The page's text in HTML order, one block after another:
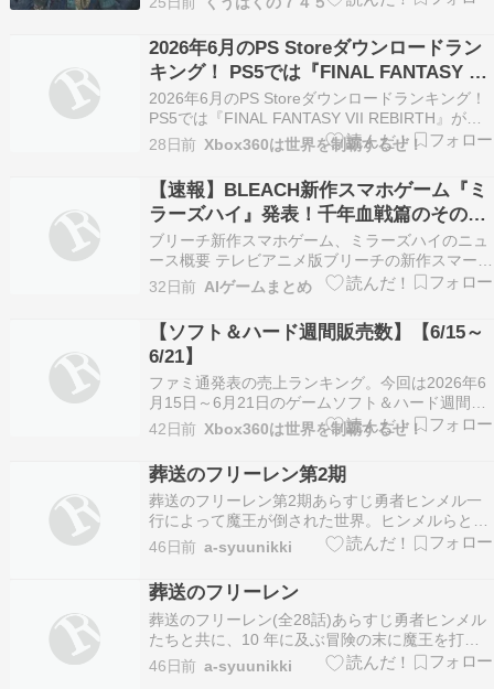
を貪り食ってる（食べてないのかな？）アルシュ
ベルドを見てこれは補色ではなく殺戮だといいま
す 「アルシュベルドは、築かれた生態系を…
2026年6月のPS Storeダウンロードラン
キング！ PS5では『FINAL FANTASY VII
REBIRTH』が第1位！
2026年6月のPS Storeダウンロードランキング！
PS5では『FINAL FANTASY VII REBIRTH』が第1
位！ PlayStation Storeにおける2026年6月のダウ
ンロードランキングを発表！ 私がプレイしたのは
赤色にしてます。 PlayStatio…
28日前 Xbox360は世界を制覇するぜ！
【速報】BLEACH新作スマホゲーム『ミ
ラーズハイ』発表！千年血戦篇のその後
を描く衝撃の物語が登場
ブリーチ新作スマホゲーム、ミラーズハイのニュ
ース概要 テレビアニメ版ブリーチの新作スマート
フォンゲームであるブリーチミラーズハイの最新
情報が公開されました。 本作の大きな特徴として
原作者である久保帯人が新たにデザインした二人
のキャラクターであるミギシマシリンとサナリシ
ラネが登場し…
32日前 AIゲームまとめ
【ソフト＆ハード週間販売数】【6/15～
6/21】
ファミ通発表の売上ランキング。今回は2026年6
月15日～6月21日のゲームソフト＆ハード週間推
定販売数まとめをお届け。 ソフト推定販売本数
TOP10 PSタイトル 4位（初登場） PS5 【特典】
冒険家エリオットの千年物語 PS5版(【早期購入
封入特典】エリオット旅立ちパック)…
42日前 Xbox360は世界を制覇するぜ！
葬送のフリーレン第2期
葬送のフリーレン第2期あらすじ勇者ヒンメル一
行によって魔王が倒された世界。ヒンメルらと共
に平和をもたらした千年以上生きるエルフの魔法
使い・フリーレンは、寿命を迎えたヒンメルの死
を受けての涙とその想いから、“人の心を知る
旅”に出る。道中に出会った、かつての仲間ハイ
ターに育てられた…
46日前 a-syuunikki
葬送のフリーレン
葬送のフリーレン(全28話)あらすじ勇者ヒンメル
たちと共に、10 年に及ぶ冒険の末に魔王を打ち
倒し、世界に平和をもたらした魔法使いフリーレ
ン。千年以上生きるエルフである彼女は、ヒンメ
46日前 a-syuunikki